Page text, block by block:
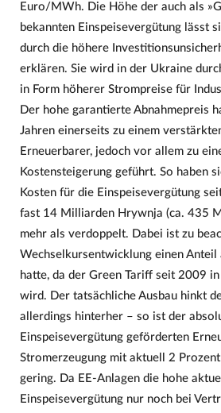
Euro/MWh. Die Höhe der auch als
bekannten Einspeisevergütung lässt
durch die höhere
erklären. Sie wird in der Ukraine
in Form höherer Strompreise für
Der hohe garantierte Abnahmepreis
Jahren einerseits zu einem
Erneuerbarer, jedoch vor allem zu
Kostensteigerung geführt. So haben
Kosten für die Einspeisevergütung
fast 14 Milliarden Hrywnja (ca. 435
mehr als verdoppelt. Dabei ist zu
Wechselkursentwicklung einen
hatte, da der Green Tariff seit 2009
wird. Der tatsächliche Ausbau hinkt
allerdings hinterher – so ist der
Einspeisevergütung geförderten
Stromerzeugung mit aktuell 2
gering. Da EE-Anlagen die hohe
Einspeisevergütung nur noch bei